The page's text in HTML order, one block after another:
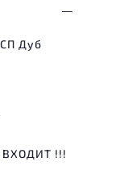
Дуб
!!!